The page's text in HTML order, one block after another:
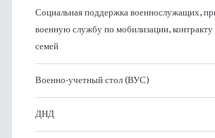
Социальная поддержка военнослужащих,
военную службу по мобилизации, контракту
семей
Военно-учетный стол (ВУС)
ДНД